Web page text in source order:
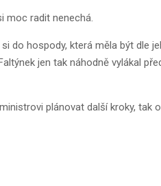
moc radit nenechá.
do hospody, která měla být dle
jen tak náhodně vylákal
plánovat další kroky, tak